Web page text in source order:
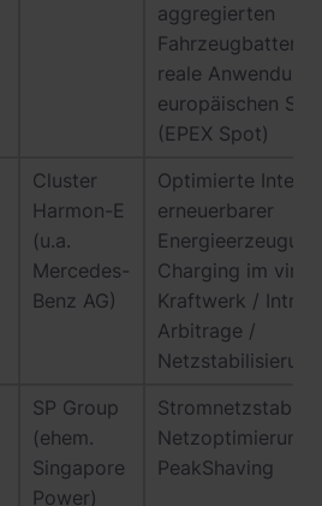
aggregierten
reale
europäischen
(EPEX Spot)
Cluster
Harmon-E
(u.a.
Mercedes-
Benz AG)
Optimierte
erneuerbarer
Charging im
Kraftwerk /
Arbitrage /
Netzstabilisierung
SP Group
(ehem.
Singapore
Power)
Netzoptimierung
PeakShaving